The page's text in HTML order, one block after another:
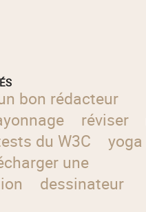
bon rédacteur
réviser
du W3C
yoga
une
dessinateur